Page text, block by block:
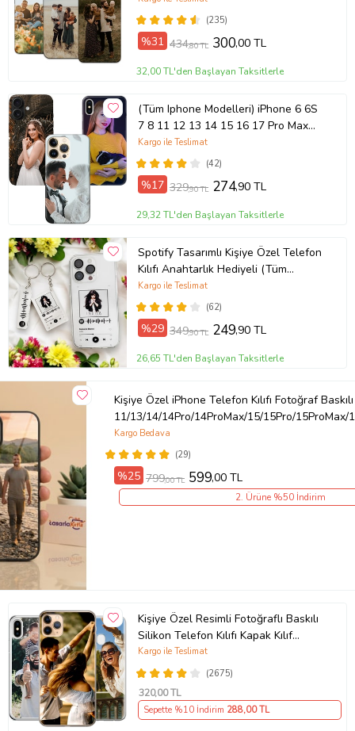
(235)
%31 434,80 TL 300,00 TL
32,00 TL'den Başlayan Taksitlerle
(Tüm Iphone Modelleri) iPhone 6 6S
7 8 11 12 13 14 15 16 17 Pro Max
Plus Mini Kişiye Özel Resimli
Fotoğraflı Kılıf(42)
Kargo ile Teslimat
%17 329,90 TL 274,90 TL
29,32 TL'den Başlayan Taksitlerle
Spotify Tasarımlı Kişiye Özel Telefon
Kılıfı Anahtarlık Hediyeli (Tüm
Telefon Kılıfları Mevcuttur.)
(62)
Kargo ile Teslimat
%29 349,90 TL 249,90 TL
26,65 TL'den Başlayan Taksitlerle
Kişiye Özel iPhone Telefon Kılıfı Fotoğraf Baskılı
11/13/14/14Pro/14ProMax/15/15Pro/
(29)
Kargo Bedava
%25 799,00 TL 599,00 TL
2. Ürüne %50 İndirim
Kişiye Özel Resimli Fotoğraflı Baskılı
Silikon Telefon Kılıfı Kapak Kılıf
(Telefon Modelleri Açıklamada)
(2675)
Kargo ile Teslimat
320,00 TL
Sepette %10 İndirim 288,00 TL